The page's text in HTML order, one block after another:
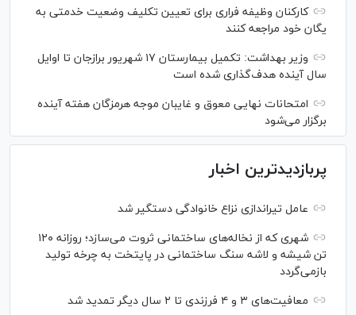
کارکنان وظیفه فراری برای تعیین تکلیف وضعیت خدمتی به
یگان خود مراجعه کنند
وزیر بهداشت: تکمیل بیمارستان ۱۷ شهریور برازجان تا اوایل
سال آینده هدف‌گذاری شده است
امتحانات نهایی معوق و غایبان موجه هرمزگان هفته آینده
برگزار می‌شود
پربازدیدترین اخبار
عامل تیراندازی نزاع خانوادگی دستگیر شد
شهری که از نخاله‌های ساختمانی ثروت می‌سازد؛ روزانه ۱۲۰
تن شیشه و لاشه سنگ ساختمانی در پایتخت به چرخه تولید
بازمی‌گردد
معافیت‌های ۳ و ۴ فرزندی تا ۲ سال دیگر تمدید شد